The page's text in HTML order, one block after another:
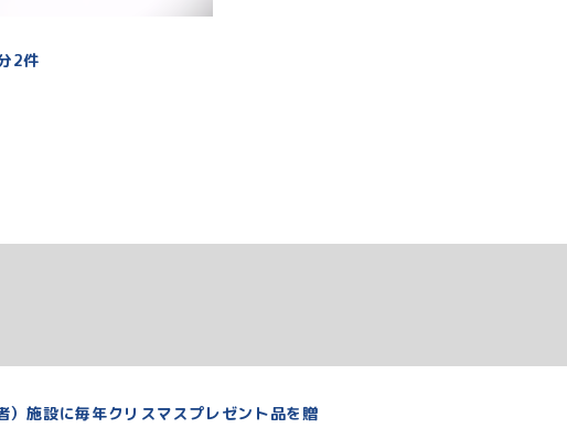
2件
施設に毎年クリスマスプレゼント品を贈